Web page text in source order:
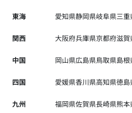
東海 愛知県静岡県岐阜県三重
関西 大阪府兵庫県京都府滋賀
中国 岡山県広島県鳥取県島根
四国 愛媛県香川県高知県徳島
九州 福岡県佐賀県長崎県熊本